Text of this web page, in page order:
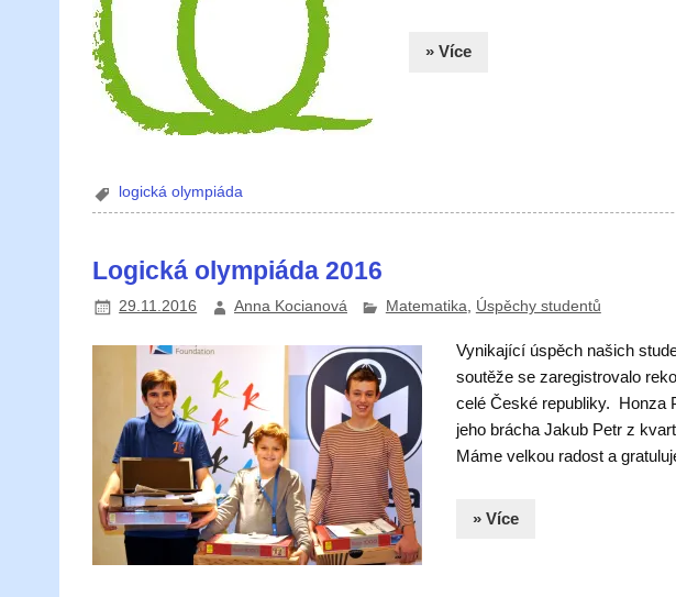
» Více
logická olympiáda
Logická olympiáda 2016
29.11.2016 Anna Kocianová Matematika, Úspěchy studentů
Vynikající úspěch našich
soutěže se zaregistrovalo
celé České republiky. Honza
jeho brácha Jakub Petr z
Máme velkou radost a
» Více